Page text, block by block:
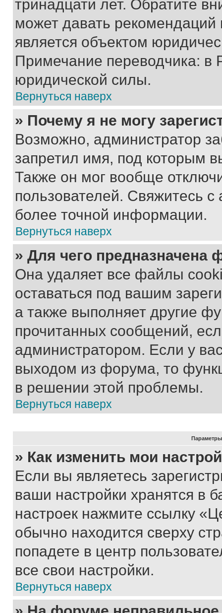
тринадцати лет. Обратите
может давать
является объектом
Примечание переводчика: в
юридической силы.
Вернуться наверх
» Почему я не могу
Возможно, администратор
запретил имя, под которым
Также он мог вообще
пользователей. Свяжитесь
более точной информации.
Вернуться наверх
» Для чего предназначена
Она удаляет все файлы
оставаться под вашим
а также выполняет другие
прочитанных сообщений,
администратором. Если у
выходом из форума, то
в решении этой проблемы.
Вернуться наверх
Параметры
» Как изменить мои
Если вы являетесь
ваши настройки хранятся в
настроек нажмите ссылку
обычно находится сверху
попадете в центр
все свои настройки.
Вернуться наверх